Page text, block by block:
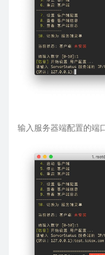
输入服务器端配置的端